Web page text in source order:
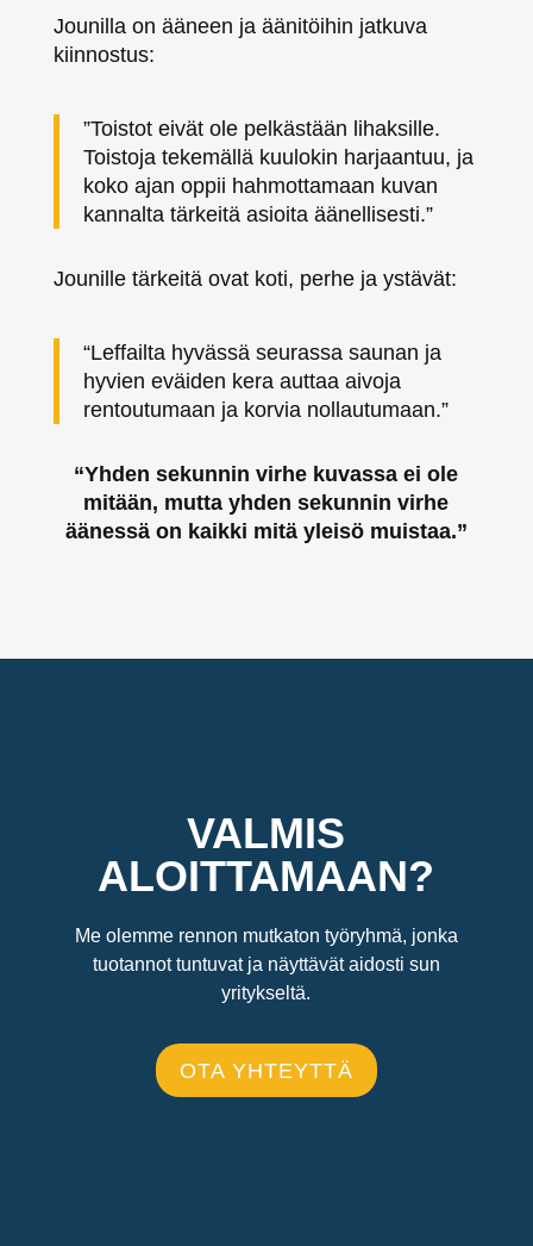
Jounilla on ääneen ja äänitöihin jatkuva
kiinnostus:
”Toistot eivät ole pelkästään lihaksille.
Toistoja tekemällä kuulokin harjaantuu, ja
koko ajan oppii hahmottamaan kuvan
kannalta tärkeitä asioita äänellisesti.”
Jounille tärkeitä ovat koti, perhe ja ystävät:
“Leffailta hyvässä seurassa saunan ja
hyvien eväiden kera auttaa aivoja
rentoutumaan ja korvia nollautumaan.”
“Yhden sekunnin virhe kuvassa ei ole
mitään, mutta yhden sekunnin virhe
äänessä on kaikki mitä yleisö muistaa.”
VALMIS
ALOITTAMAAN?
Me olemme rennon mutkaton työryhmä, jonka
tuotannot tuntuvat ja näyttävät aidosti sun
yritykseltä.
OTA YHTEYTTÄ